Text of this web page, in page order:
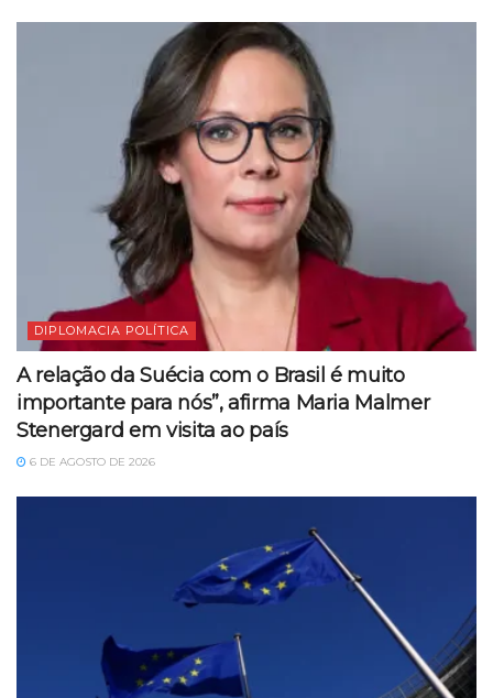
DIPLOMACIA POLÍTICA
A relação da Suécia com o Brasil é muito
importante para nós”, afirma Maria Malmer
Stenergard em visita ao país
6 DE AGOSTO DE 2026